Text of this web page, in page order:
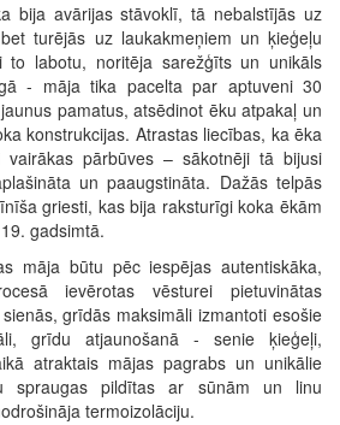
bija avārijas stāvoklī, tā nebalstījās uz
turējās uz laukakmeņiem un ķieģeļu
to labotu, noritēja sarežģīts un unikāls
- māja tika pacelta par aptuveni 30
pamatus, atsēdinot ēku atpakaļ un
konstrukcijas. Atrastas liecības, ka ēka
vairākas pārbūves – sākotnēji tā bijusi
un paaugstināta. Dažās telpās
griesti, kas bija raksturīgi koka ēkām
gadsimtā.
māja būtu pēc iespējas autentiskāka,
ievērotas vēsturei pietuvinātas
grīdās maksimāli izmantoti esošie
grīdu atjaunošanā - senie ķieģeļi,
atraktais mājas pagrabs un unikālie
spraugas pildītas ar sūnām un linu
termoizolāciju.